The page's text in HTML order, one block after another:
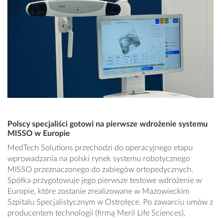
Polscy specjaliści gotowi na pierwsze wdrożenie systemu
MISSO w Europie
MedTech Solutions przechodzi do operacyjnego etapu
wprowadzania na polski rynek systemu robotycznego
MISSO przeznaczonego do zabiegów ortopedycznych.
Spółka przygotowuje jego pierwsze testowe wdrożenie w
Europie, które zostanie zrealizowane w Mazowieckim
Szpitalu Specjalistycznym w Ostrołęce. Po zawarciu umów z
producentem technologii (firmą Meril Life Sciences),